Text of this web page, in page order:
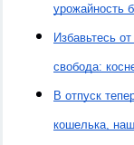
урожайность
Избавьтесь
свобода:
В отпуск
кошелька,